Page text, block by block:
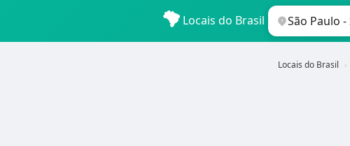
Locais do Brasil
Locais do Brasil